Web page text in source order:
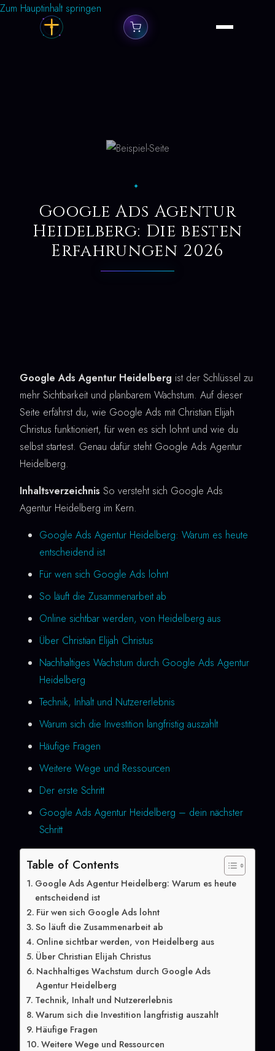
Zum Hauptinhalt springen
✦
Google Ads Agentur
Heidelberg: Die besten
Erfahrungen 2026
Google Ads Agentur Heidelberg ist der Schlüssel zu
mehr Sichtbarkeit und planbarem Wachstum. Auf dieser
Seite erfährst du, wie Google Ads mit Christian Elijah
Christus funktioniert, für wen es sich lohnt und wie du
selbst startest. Genau dafür steht Google Ads Agentur
Heidelberg.
Inhaltsverzeichnis So versteht sich Google Ads
Agentur Heidelberg im Kern.
Google Ads Agentur Heidelberg: Warum es heute
entscheidend ist
Für wen sich Google Ads lohnt
So läuft die Zusammenarbeit ab
Online sichtbar werden, von Heidelberg aus
Über Christian Elijah Christus
Nachhaltiges Wachstum durch Google Ads Agentur
Heidelberg
Technik, Inhalt und Nutzererlebnis
Warum sich die Investition langfristig auszahlt
Häufige Fragen
Weitere Wege und Ressourcen
Der erste Schritt
Google Ads Agentur Heidelberg – dein nächster
Schritt
Table of Contents
Google Ads Agentur Heidelberg: Warum es heute
entscheidend ist
Für wen sich Google Ads lohnt
So läuft die Zusammenarbeit ab
Online sichtbar werden, von Heidelberg aus
Über Christian Elijah Christus
Nachhaltiges Wachstum durch Google Ads
Agentur Heidelberg
Technik, Inhalt und Nutzererlebnis
Warum sich die Investition langfristig auszahlt
Häufige Fragen
Weitere Wege und Ressourcen